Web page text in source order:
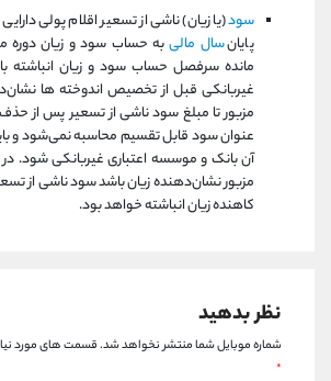
سود(یا زیان) ناشی از تسعیر اقلام پولی
پایانسال مالیبه حساب سود و زیان دوره
مانده سرفصل حساب سود و زیان انباشته
غیربانکی قبل از تخصیص اندوخته ها
مزبور تا مبلغ سود ناشی از تسعیر پس از حذف
عنوان سود قابل تقسیم محاسبه نمی‌شود و
آن بانک و موسسه اعتباری غیربانکی شود.
مزبور نشان‌دهنده زیان باشد سود ناشی از
کاهنده زیان انباشته خواهد بود.
نظر بدهید
شماره موبایل شما منتشر نخواهد شد.قسمت های مورد
*